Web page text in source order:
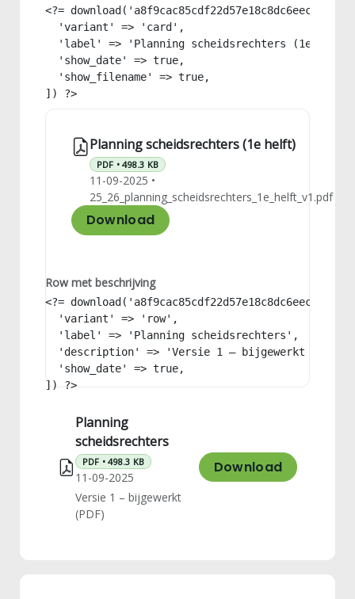
<?=
  'variant' => 'card',
'label' => 'Planning scheidsrechters (1e
  'show_date' => true,
  'show_filename' => true,
]) ?>
Planning scheidsrechters (1e helft)
PDF • 498.3 KB
11-09-2025 •
25_26_planning_scheidsrechters_1e_helft_v1.pdf
Download
Row met beschrijving
<?=
  'variant' => 'row',
  'label' => 'Planning scheidsrechters',
  'description' => 'Versie 1 – bijgewerkt (PDF)',
  'show_date' => true,
]) ?>
Planning
scheidsrechters
PDF • 498.3 KB
11-09-2025
Versie 1 – bijgewerkt
(PDF)
Download